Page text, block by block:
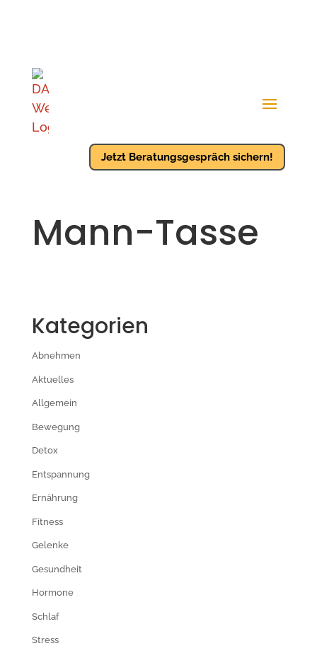
Jetzt Beratungsgespräch sichern!
Mann-Tasse
Kategorien
Abnehmen
Aktuelles
Allgemein
Bewegung
Detox
Entspannung
Ernährung
Fitness
Gelenke
Gesundheit
Hormone
Schlaf
Stress